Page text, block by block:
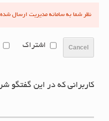
نظر شما به سامانه مدیریت ارسال شده
Cancel اشتراک
کاربرانی که در این گفتگو